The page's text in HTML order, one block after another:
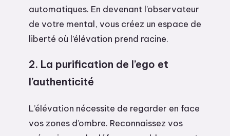
automatiques. En devenant l’observateur
de votre mental, vous créez un espace de
liberté où l’élévation prend racine.
2. La purification de l’ego et
l’authenticité
L’élévation nécessite de regarder en face
vos zones d’ombre. Reconnaissez vos